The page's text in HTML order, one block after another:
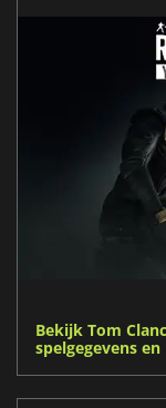
Bekijk Tom
spelgegevens